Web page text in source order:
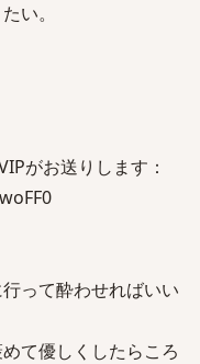
い。
がお送りします：
って酔わせればいい
て優しくしたらころ